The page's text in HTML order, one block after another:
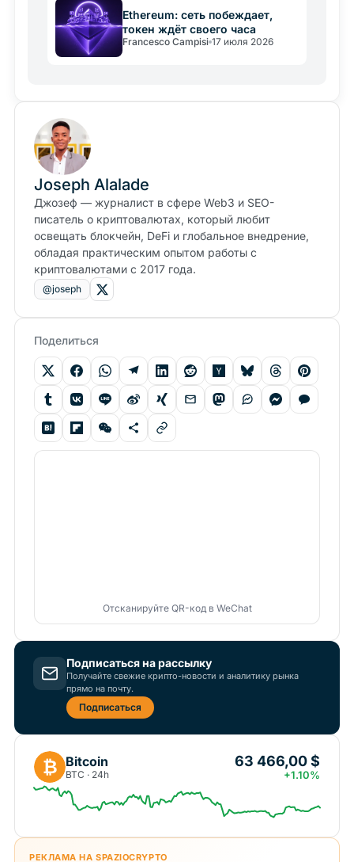
Ethereum: сеть побеждает,
токен ждёт своего часа
Francesco Campisi 17 июля 2026
Joseph Alalade
Джозеф — журналист в сфере Web3 и SEO-
писатель о криптовалютах, который любит
освещать блокчейн, DeFi и глобальное внедрение,
обладая практическим опытом работы с
криптовалютами с 2017 года.
@joseph
Поделиться
Отсканируйте QR-код в WeChat
Подписаться на рассылку
Получайте свежие крипто-новости и аналитику рынка
прямо на почту.
Подписаться
₿ Bitcoin
BTC · 24h
63 466,00 $
+1.10%
РЕКЛАМА НА SPAZIOCRYPTO